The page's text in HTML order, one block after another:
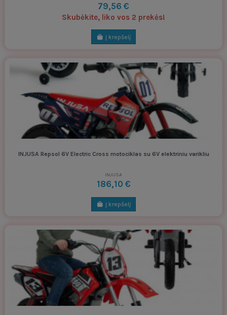
79,56 €
Skubėkite, liko vos 2 prekės!
Į krepšelį
INJUSA Repsol 6V Electric Cross motociklas su 6V elektriniu varikliu
INJUSA
186,10 €
Į krepšelį